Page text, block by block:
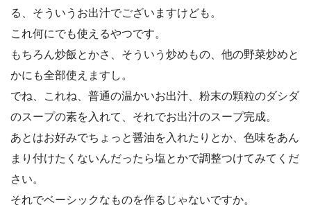
る、そういうお出汁でございますけども。
これ何にでも使えるやつです。
もちろん炒飯とかさ、そういう炒めもの、他の野菜炒めと
かにも全部使えますし。
でね、これね、普通の温かいお出汁、粉末の顆粒のダシダ
のスープの素を入れて、それでお出汁のスープ完成。
あとはお好みでちょっと醤油を入れたりとか、色味をあん
まり付けたくないんだったら塩とかで調整つけてみてくだ
さい。
それでベーシックなものを作るじゃないですか。